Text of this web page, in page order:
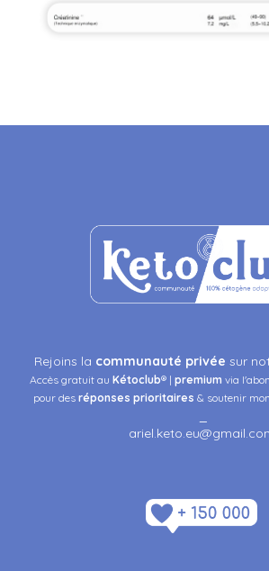
Rejoins la communauté privée sur
Accès gratuit au Kétoclub® | premium via
pour des réponses prioritaires & soutenir